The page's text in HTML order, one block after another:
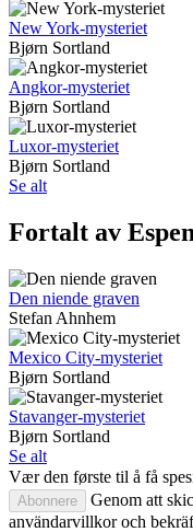
New York-mysteriet
Bjørn Sortland
Angkor-mysteriet
Bjørn Sortland
Luxor-mysteriet
Bjørn Sortland
Se alt
Fortalt av
Den niende graven
Stefan Ahnhem
Mexico City-mysteriet
Bjørn Sortland
Stavanger-mysteriet
Bjørn Sortland
Se alt
Vær den første til å få
Abonnere
Genom att
användarvillkor och